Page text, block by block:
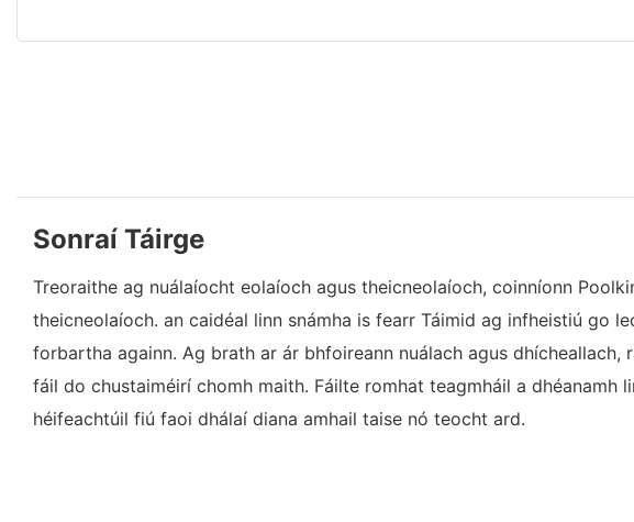
Sonraí Táirge
Treoraithe ag nuálaíocht eolaíoch agus theicneolaíoch, coinníonn
theicneolaíoch. an caidéal linn snámha is fearr Táimid ag infheistiú go
forbartha againn. Ag brath ar ár bhfoireann nuálach agus
fáil do chustaiméirí chomh maith. Fáilte romhat teagmháil a
héifeachtúil fiú faoi dhálaí diana amhail taise nó teocht ard.